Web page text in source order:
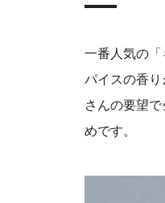
一番人気の
パイスの香
さんの要望
めです。